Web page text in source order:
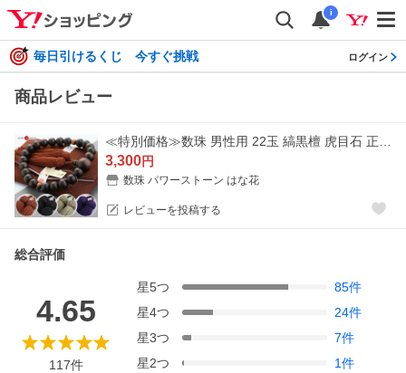
i
毎日引けるくじ 今すぐ挑戦 ログイン
商品レビュー
3,300円
数珠 パワーストーン はな花
レビューを投稿する
総合評価
4.65
117件
星5つ 85件
星4つ 24件
星3つ 7件
星2つ 1件